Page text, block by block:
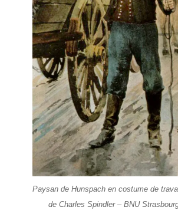
Paysan de Hunspach en costume de
de Charles Spindler – BNU